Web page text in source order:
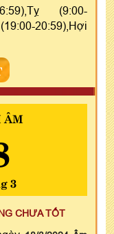
(9:00-
20:59),Hợi
ÂM
3
CHƯA TỐT